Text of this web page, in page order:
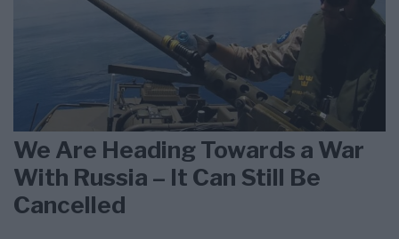
We Are Heading Towards a War
With Russia – It Can Still Be
Cancelled